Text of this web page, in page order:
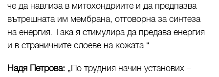
че да навлиза в митохондриите и да предпазва
вътрешната им мембрана, отговорна за синтеза
на енергия. Така я стимулира да предава енергия
и в страничните слоеве на кожата.“
Надя Петрова: „По трудния начин установих –